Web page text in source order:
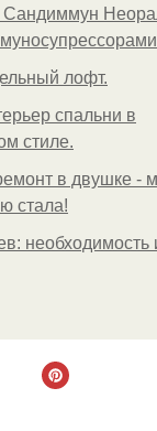
лофт.
спальни в
стиле.
в двушке -
стала!
необходимость